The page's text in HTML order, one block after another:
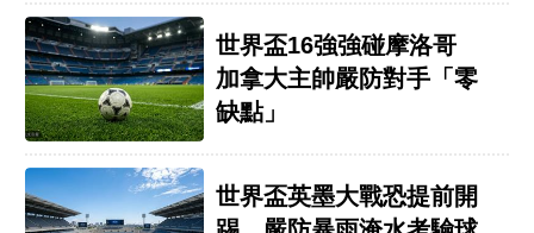
世界盃16強強碰摩洛哥
加拿大主帥嚴防對手「零
缺點」
世界盃英墨大戰恐提前開